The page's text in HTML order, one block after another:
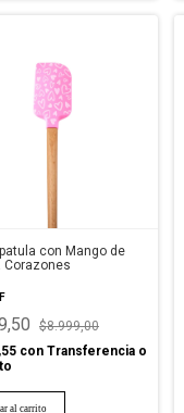
con Mango de
Corazones
$8.999,00
con Transferencia o